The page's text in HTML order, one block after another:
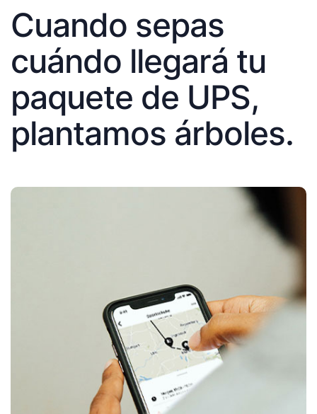
Cuando sepas
cuándo llegará tu
paquete de UPS,
plantamos árboles.